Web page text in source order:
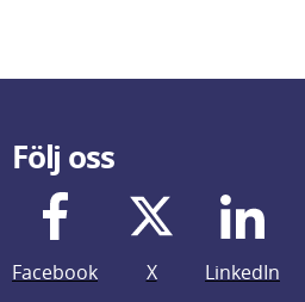
Följ oss
Facebook X LinkedIn